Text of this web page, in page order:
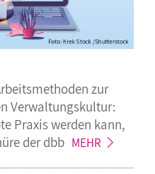
zur
Verwaltungskultur:
Praxis werden kann,
derdbb MEHR